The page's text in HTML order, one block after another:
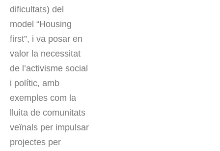
dificultats) del
model “Housing
first”, i va posar en
valor la necessitat
de l’activisme social
i polític, amb
exemples com la
lluita de comunitats
veïnals per impulsar
projectes per